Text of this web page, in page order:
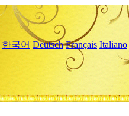
한국어 Deutsch Français Italiano